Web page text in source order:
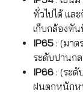
ทั่วไปได้ แล
เก็บกล้องทัน
IP65 : (มา
ระดับปานกล
IP66 : (ระ
ฝนตกหนักห